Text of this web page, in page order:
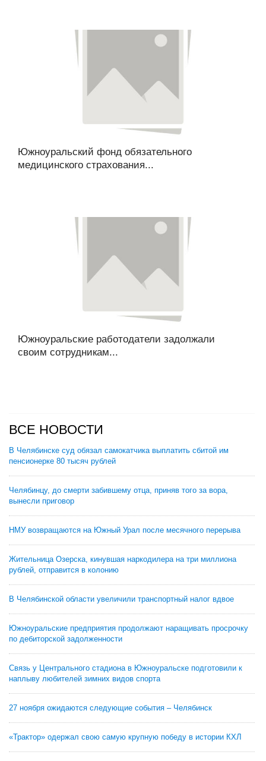
Южноуральский фонд обязательного
медицинского страхования...
Южноуральские работодатели задолжали
своим сотрудникам...
ВСЕ НОВОСТИ
В Челябинске суд обязал самокатчика выплатить сбитой им
пенсионерке 80 тысяч рублей
Челябинцу, до смерти забившему отца, приняв того за вора,
вынесли приговор
НМУ возвращаются на Южный Урал после месячного перерыва
Жительница Озерска, кинувшая наркодилера на три миллиона
рублей, отправится в колонию
В Челябинской области увеличили транспортный налог вдвое
Южноуральские предприятия продолжают наращивать просрочку
по дебиторской задолженности
Связь у Центрального стадиона в Южноуральске подготовили к
наплыву любителей зимних видов спорта
27 ноября ожидаются следующие события – Челябинск
«Трактор» одержал свою самую крупную победу в истории КХЛ